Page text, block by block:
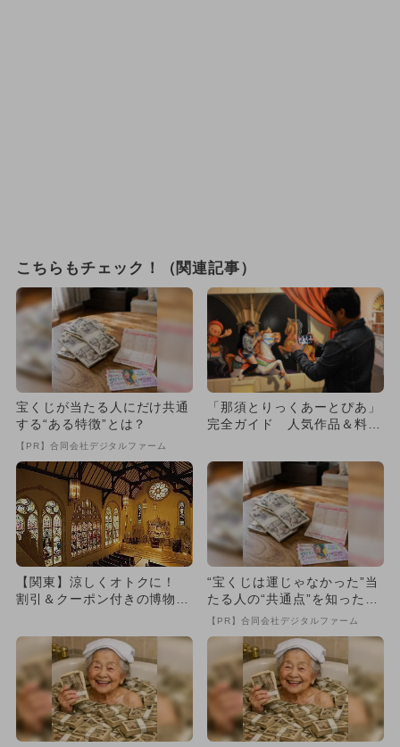
こちらもチェック！（関連記事）
宝くじが当たる人にだけ共通
する“ある特徴”とは？
【PR】合同会社デジタルファーム
「那須とりっくあーとぴあ」
完全ガイド 人気作品＆料金
【関東】涼しくオトクに！
割引＆クーポン付きの博物館
“宝くじは運じゃなかった”当
たる人の“共通点”を知っただ
け
【PR】合同会社デジタルファーム